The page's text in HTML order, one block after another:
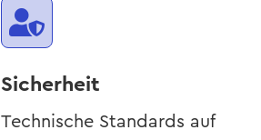

Sicherheit
Technische Standards auf